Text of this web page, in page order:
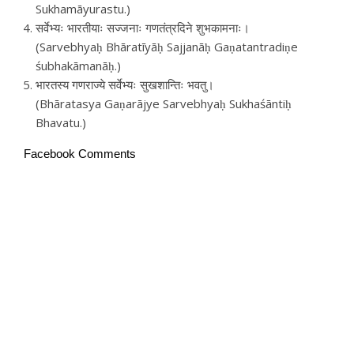
Sukhamāyurastu.)
सर्वेभ्यः भारतीयाः सज्जनाः गणतंत्रदिने शुभकामनाः।
(Sarvebhyaḥ Bhāratīyāḥ Sajjanāḥ Gaṇatantradiṇe
śubhakāmanāḥ.)
भारतस्य गणराज्ये सर्वेभ्यः सुखशान्तिः भवतु।
(Bhāratasya Gaṇarājye Sarvebhyaḥ Sukhaśāntiḥ
Bhavatu.)
Facebook Comments